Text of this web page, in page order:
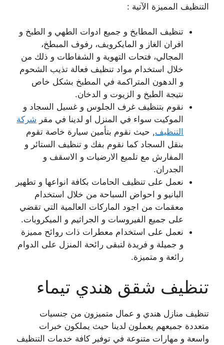
التنظيف المميزة الآتية :
تنظيف المطابخ و جميع ادوات الطهي و الطبخ و
افران الغاز و المايكرويف، رفوف المبطخ،
المجالي، فتحات التهوية و الشفاطات و ذلك من
خلال استخدام مواد تنظيف فعالة تذيب الشحوم
و الدهون المتراكمة في المطبخ بشكل خاص
نتيجة الطبخ و الزيوت و الدخان.
نقوم بتنظيف غرف الجلوس و غسيل السجاد و
الموكيت سواء في المنزل او لدينا في مقر شركة
التنظيف, حيث نقوم بتأمين سيارة خاصة تقوم
بنقل السجاد كما نقوم بفك و تنظيف الستائر و
المفارش مع تلميع الارضيات و الاسقف و
الجدران.
نعمل على تنظيف الحامات بكافة انواعها و تطهير
البانيو و احواض السباحة من خلال استخدام
معقمات من اجود الماركات العالمية التي تقضي
على جميع الفيروسات و الجراثيم و الميكروبات.
نعمل على استخدام معطرات ذات روائح مميزة
و جميلة و فريدة لتبقى رائحة المنزل على الدوام
رائعة و متميزة.
تنظيف شقق هندي تيماء
تنظيف منازل هندي و عمال متميزون من جنسيات
متعددة جميعهم يعملون لدينا حيث يملكون خبرات
واسعة و مهارات متنوعة في توفير كافة خدمات التنظيف